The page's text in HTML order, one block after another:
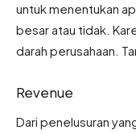
untuk menentukan
besar atau tidak.
darah perusahaan.
Revenue
Dari penelusuran